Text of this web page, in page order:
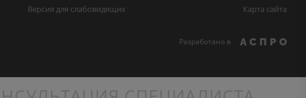
Версия для слабовидящих Карта сайта
Разработано в